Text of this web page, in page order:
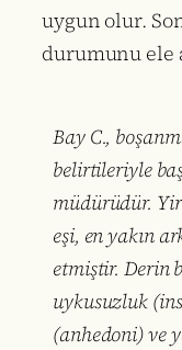
uygun olur.
durumunu ele
Bay C.,
belirtileriyle
müdürüdür.
eşi, en yakın
etmiştir. Derin
uykusuzluk
(anhedoni) ve